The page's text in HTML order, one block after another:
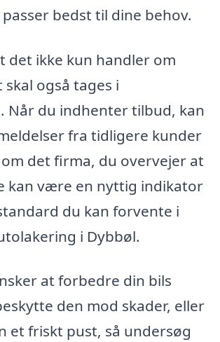
bedst til dine behov.
det ikke kun handler om
også tages i
Når du indhenter tilbud, kan
fra tidligere kunder
det firma, du overvejer at
kan være en nyttig indikator
du kan forvente i
i Dybbøl.
at forbedre din bils
den mod skader, eller
et friskt pust, så undersøg